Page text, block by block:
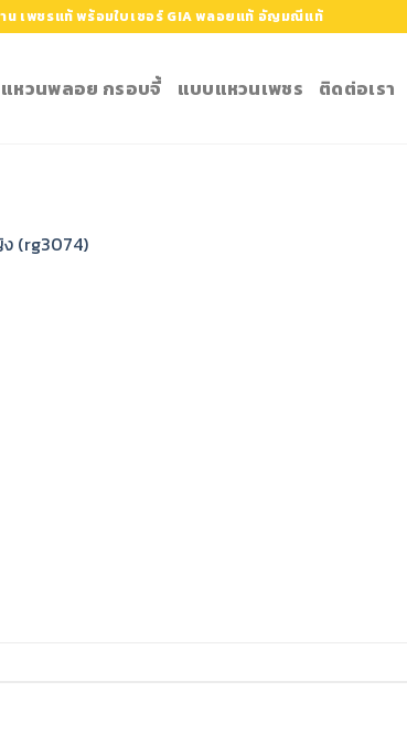
น เพชรแท้ พร้อมใบเซอร์ GIA พลอยแท้ อัญมณีแท้
แหวนพลอย กรอบจี้ แบบแหวนเพชร ติดต่อเรา
(rg3074)